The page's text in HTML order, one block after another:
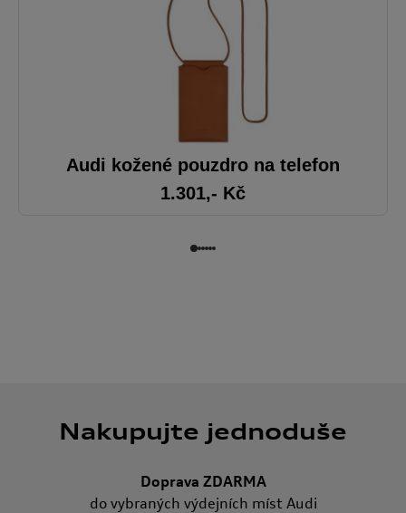
Audi kožené pouzdro na telefon
1.301,- Kč
Nakupujte jednoduše
Doprava ZDARMA
do vybraných výdejních míst Audi